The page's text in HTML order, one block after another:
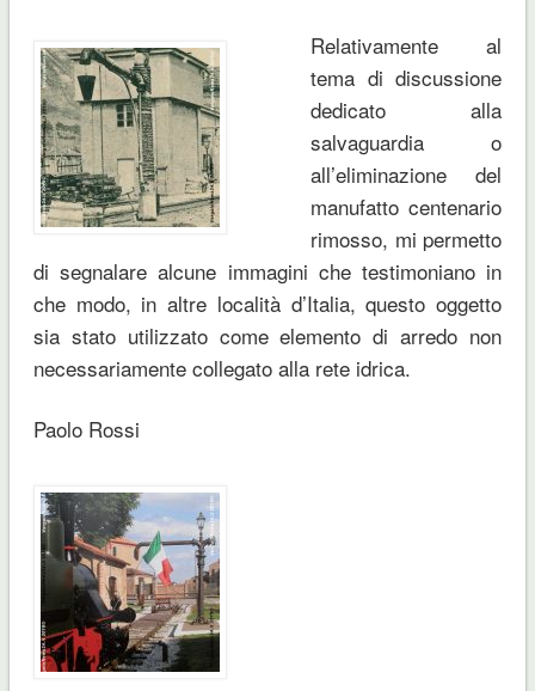
Relativamente al
tema di discussione
dedicato alla
salvaguardia o
all’eliminazione del
manufatto centenario
rimosso, mi permetto
di segnalare alcune immagini che testimoniano in
che modo, in altre località d’Italia, questo oggetto
sia stato utilizzato come elemento di arredo non
necessariamente collegato alla rete idrica.
Paolo Rossi